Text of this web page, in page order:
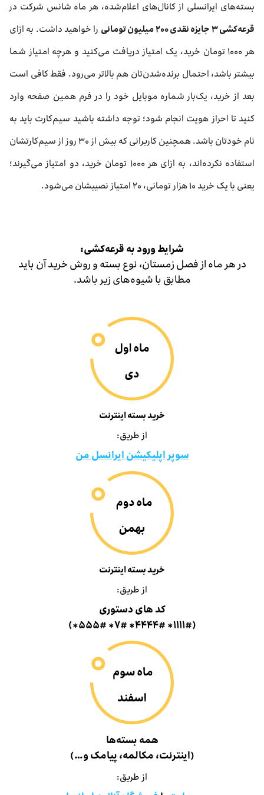
بسته‌های ایرانسلی از کانال‌های اعلام‌شده، هر ماه شانس شرکت در
قرعه‌کشی ۳ جایزه نقدی ۲۰۰ میلیون تومانی
را خواهید داشت. به ازای
هر ۱۰۰۰ تومان خرید، یک امتیاز دریافت می‌کنید و هرچه امتیاز شما
بیشتر باشد، احتمال برنده‌شدن‌تان هم بالاتر می‌رود. فقط کافی است
بعد از خرید، یک‌بار شماره موبایل خود را در فرم همین صفحه وارد
کنید تا احراز هویت انجام شود؛ توجه داشته باشید سیم‌کارت باید به
نام خودتان باشد. همچنین کاربرانی که بیش از ۳۰ روز از سیم‌کارتشان
استفاده نکرده‌اند، به ازای هر ۱۰۰۰ تومان خرید، دو امتیاز می‌گیرند؛
یعنی با یک خرید ۱۰ هزار تومانی، ۲۰ امتیاز نصیبشان می‌شود.
شرایط ورود به قرعه‌کشی:
در هر ماه از فصل زمستان، نوع بسته و روش خرید آن باید
مطابق با شیوه‌های زیر باشد.
خرید بسته اینترنت
از طریق:
سوپر اپلیکیشن ایرانسل من
خرید بسته اینترنت
از طریق:
کد های دستوری
(۱۱۱۱#* ۴۴۴۴#* ۷#* ۵۵۵#*)
همه بسته‌ها
(اینترنت، مکالمه، پیامک و…)
از طریق: